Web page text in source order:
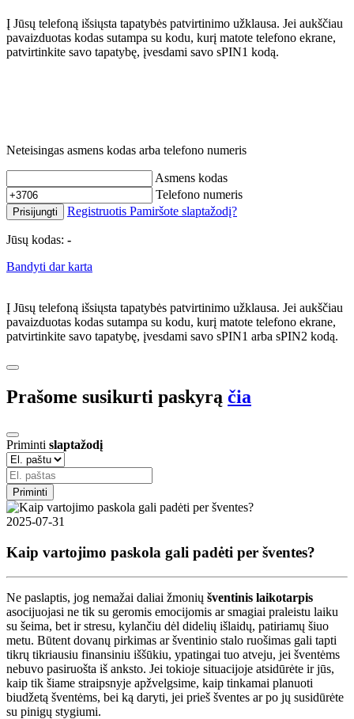
Į Jūsų telefoną išsiųsta tapatybės patvirtinimo užklausa. Jei aukščiau
pavaizduotas kodas sutampa su kodu, kurį matote telefono ekrane,
patvirtinkite savo tapatybę, įvesdami savo sPIN1 kodą.
Neteisingas asmens kodas arba telefono numeris
Asmens kodas
Telefono numeris
Prisijungti Registruotis Pamiršote slaptažodį?
Jūsų kodas: -
Bandyti dar karta
Į Jūsų telefoną išsiųsta tapatybės patvirtinimo užklausa. Jei aukščiau
pavaizduotas kodas sutampa su kodu, kurį matote telefono ekrane,
patvirtinkite savo tapatybę, įvesdami savo sPIN1 arba sPIN2 kodą.
Prašome susikurti paskyrą čia
Priminti slaptažodį
Priminti
2025-07-31
Kaip vartojimo paskola gali padėti per šventes?
Ne paslaptis, jog nemažai daliai žmonių šventinis laikotarpis
asocijuojasi ne tik su geromis emocijomis ar smagiai praleistu laiku
su šeima, bet ir stresu, kylančiu dėl didelių išlaidų, patiriamų šiuo
metu. Būtent dovanų pirkimas ar šventinio stalo ruošimas gali tapti
tikrų tikriausiu finansiniu iššūkiu, ypatingai tuo atveju, jei šventėms
nebuvo pasiruošta iš anksto. Jei tokioje situacijoje atsidūrėte ir jūs,
kaip tik šiame straipsnyje apžvelgsime, kaip tinkamai planuoti
biudžetą šventėms, bei ką daryti, jei prieš šventes ar po jų susidūrėte
su pinigų stygiumi.